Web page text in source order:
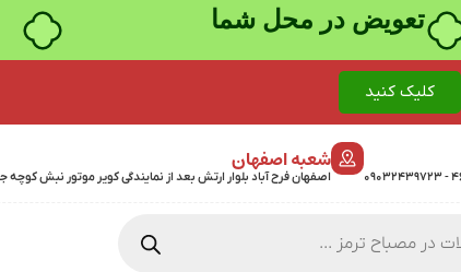
خرید قسطی با ترب‌پی
کلیک کنید
شعبه اصفهان
اصفهان فرح آباد بلوار ارتش بعد از نمایندگی کویر موتور نبش کوچه جمشیدی 24 پلاک 358 -